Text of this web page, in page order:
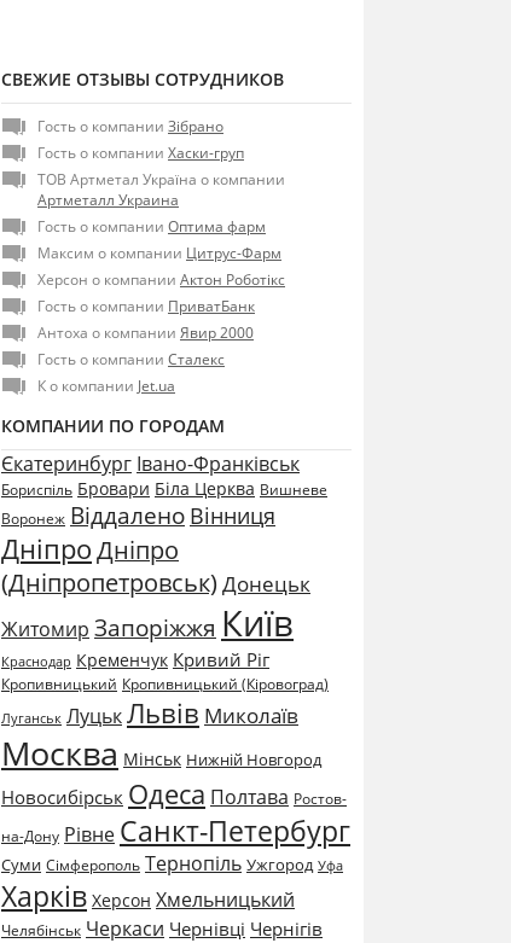
СВЕЖИЕ ОТЗЫВЫ СОТРУДНИКОВ
Гость о компании Зібрано
Гость о компании Хаски-груп
ТОВ Артметал Україна о компании
Артметалл Украина
Гость о компании Оптима фарм
Максим о компании Цитрус-Фарм
Херсон о компании Актон Роботікс
Гость о компании ПриватБанк
Антоха о компании Явир 2000
Гость о компании Сталекс
К о компании Jet.ua
КОМПАНИИ ПО ГОРОДАМ
Єкатеринбург Івано-Франківськ
Бориспіль Бровари Біла Церква Вишневе
Воронеж Віддалено Вінниця
ДніпроДніпро
(Дніпропетровськ) Донецьк
Житомир Запоріжжя Київ
Краснодар Кременчук Кривий Ріг
Кропивницький Кропивницький (Кіровоград)
Луганськ ЛуцькЛьвів Миколаїв
Москва Мінськ Нижній Новгород
Новосибірськ Одеса Полтава Ростов-
на-Дону Рівне Санкт-Петербург
Суми Сімферополь Тернопіль Ужгород Уфа
Харків Херсон Хмельницький
Челябінськ Черкаси Чернівці Чернігів